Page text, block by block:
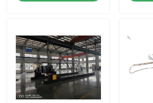
Προϊόντα
Σχετικά με εμάς